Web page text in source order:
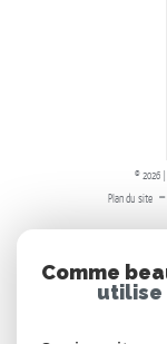
© 2026 |
Plan du site-
Comme
utilise